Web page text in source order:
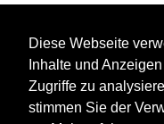
Diese Webseite
Inhalte und
Zugriffe zu
stimmen Sie der